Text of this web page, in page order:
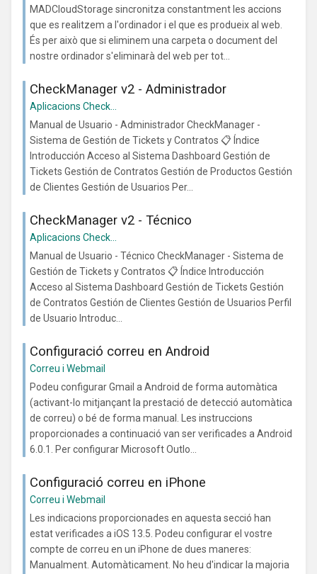
MADCloudStorage sincronitza constantment les accions
que es realitzem a l'ordinador i el que es produeix al web.
És per això que si eliminem una carpeta o document del
nostre ordinador s'eliminarà del web per tot...
CheckManager v2 - Administrador
Aplicacions Check...
Manual de Usuario - Administrador CheckManager -
Sistema de Gestión de Tickets y Contratos 📋 Índice
Introducción Acceso al Sistema Dashboard Gestión de
Tickets Gestión de Contratos Gestión de Productos Gestión
de Clientes Gestión de Usuarios Per...
CheckManager v2 - Técnico
Aplicacions Check...
Manual de Usuario - Técnico CheckManager - Sistema de
Gestión de Tickets y Contratos 📋 Índice Introducción
Acceso al Sistema Dashboard Gestión de Tickets Gestión
de Contratos Gestión de Clientes Gestión de Usuarios Perfil
de Usuario Introduc...
Configuració correu en Android
Correu i Webmail
Podeu configurar Gmail a Android de forma automàtica
(activant-lo mitjançant la prestació de detecció automàtica
de correu) o bé de forma manual. Les instruccions
proporcionades a continuació van ser verificades a Android
6.0.1. Per configurar Microsoft Outlo...
Configuració correu en iPhone
Correu i Webmail
Les indicacions proporcionades en aquesta secció han
estat verificades a iOS 13.5. Podeu configurar el vostre
compte de correu en un iPhone de dues maneres:
Manualment. Automàticament. No heu d'indicar la majoria